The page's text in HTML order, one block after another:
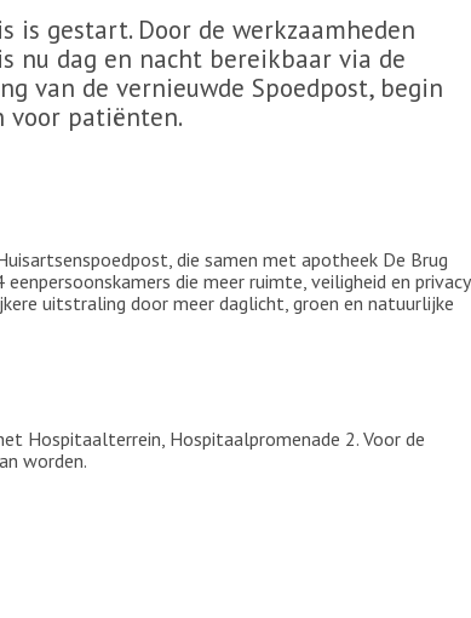
is gestart. Door de werkzaamheden
nu dag en nacht bereikbaar via de
van de vernieuwde Spoedpost, begin
voor patiënten.
die samen met apotheek De Brug
die meer ruimte, veiligheid en privacy
uitstraling door meer daglicht, groen en natuurlijke
Hospitaalterrein, Hospitaalpromenade 2. Voor de
worden.